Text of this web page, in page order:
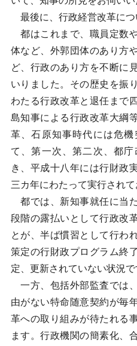
最後に、行政経営改革につ
都はこれまで、職員定数
体など、外郭団体のあり方
ど、行政のあり方を不断に
いりました。その歴史を振
わたる行政改革と退任まで
島知事による行政改革大綱
革、石原知事時代には危
て、第一次、第二次、都
き、平成十八年には行財政
三カ年にわたって実行されて
都では、新知事就任に当
段階の露払いとして行政改
とが、半ば慣習として行わ
策定の行財政プログラム終
定、更新されていない状況で
一方、包括外部監査では
由がない特命随意契約が毎
革への取り組みが待たれる
ます。行政機関の簡素化、